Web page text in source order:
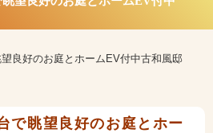
良好のお庭とホームEV付中古和風邸
で眺望良好のお庭とホー